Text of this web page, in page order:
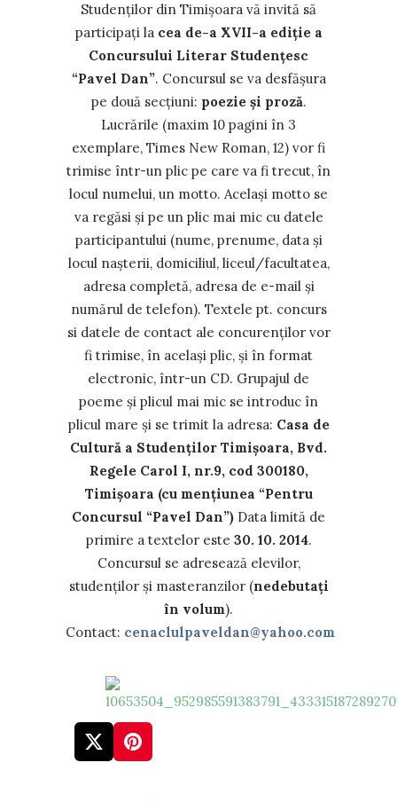
Studenţilor din Timişoara vă invită să
participați la cea de-a XVII-a ediţie a
Concursului Literar Studenţesc
“Pavel Dan”. Concursul se va desfăşura
pe două secţiuni: poezie şi proză.
Lucrările (maxim 10 pagini în 3
exemplare, Times New Roman, 12) vor fi
trimise într-un plic pe care va fi trecut, în
locul numelui, un motto. Acelaşi motto se
va regăsi şi pe un plic mai mic cu datele
participantului (nume, prenume, data şi
locul naşterii, domiciliul, liceul/facultatea,
adresa completă, adresa de e-mail şi
numărul de telefon). Textele pt. concurs
si datele de contact ale concurenţilor vor
fi trimise, în acelaşi plic, şi în format
electronic, într-un CD. Grupajul de
poeme şi plicul mai mic se introduc în
plicul mare şi se trimit la adresa: Casa de
Cultură a Studenţilor Timişoara, Bvd.
Regele Carol I, nr.9, cod 300180,
Timişoara (cu menţiunea “Pentru
Concursul “Pavel Dan”) Data limită de
primire a textelor este 30. 10. 2014.
Concursul se adresează elevilor,
studenţilor și masteranzilor (nedebutaţi
în volum).
Contact: cenaclulpaveldan@yahoo.com